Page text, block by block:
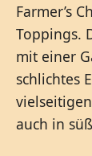
Farmer’s
Toppings.
mit einer
schlichtes
auch in